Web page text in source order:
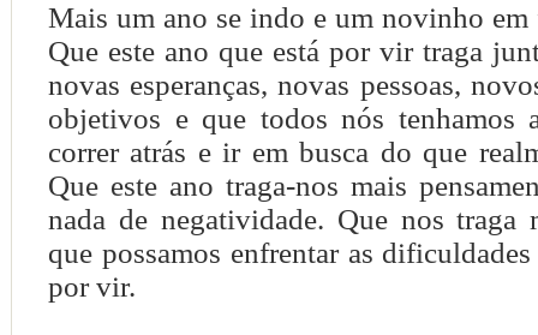
Mais um ano se indo e um novinho em
Que este ano que está por vir traga
novas esperanças, novas pessoas,
objetivos e que todos nós tenhamos
correr atrás e ir em busca do que
Que este ano traga-nos mais
nada de negatividade. Que nos traga
que possamos enfrentar as
por vir.